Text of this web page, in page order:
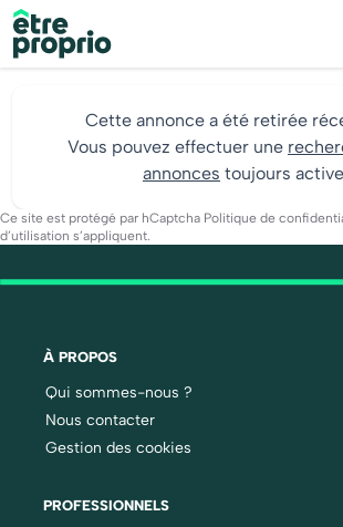
Cette annonce a été retirée
Vous pouvez effectuer une
annonces toujours
Ce site est protégé par hCaptcha Politique de
d’utilisation s’appliquent.
À PROPOS
Qui sommes-nous ?
Nous contacter
Gestion des cookies
PROFESSIONNELS